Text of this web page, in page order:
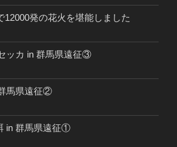
12000発の花火を堪能しました
ッカ in 群馬県遠征③
馬県遠征②
in 群馬県遠征①